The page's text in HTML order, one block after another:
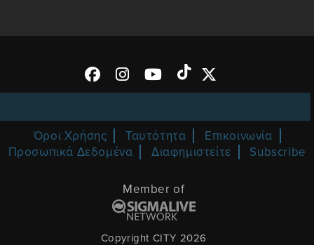
Όροι Χρήσης Ταυτότητα
Επικοινωνία
Προσωπικά Δεδομένα
Διαφημιστείτε Subscribe
Member of
Copyright CITY 2026